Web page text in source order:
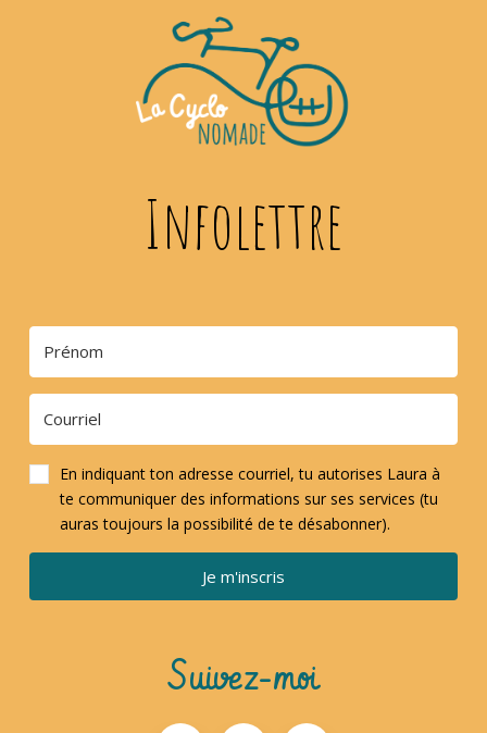
Infolettre
En indiquant ton adresse courriel, tu autorises Laura à
te communiquer des informations sur ses services (tu
auras toujours la possibilité de te désabonner).
Je m'inscris
Suivez-moi